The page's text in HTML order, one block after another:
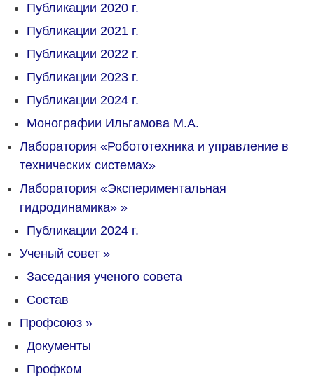
Публикации 2020 г.
Публикации 2021 г.
Публикации 2022 г.
Публикации 2023 г.
Публикации 2024 г.
Монографии Ильгамова М.А.
Лаборатория «Робототехника и управление в
технических системах»
Лаборатория «Экспериментальная
гидродинамика» »
Публикации 2024 г.
Ученый совет »
Заседания ученого совета
Состав
Профсоюз »
Документы
Профком